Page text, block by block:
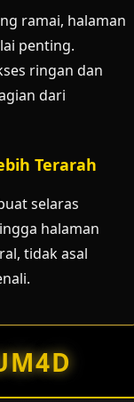
ramai, halaman
penting.
ringan dan
dari
Terarah
selaras
halaman
tidak asal